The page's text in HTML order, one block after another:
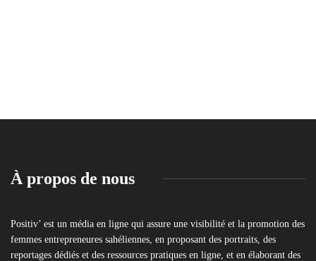
À propos de nous
Positiv’ est un média en ligne qui assure une visibilité et la promotion des
femmes entrepreneures sahéliennes, en proposant des portraits, des
reportages dédiés et des ressources pratiques en ligne, et en élaborant des